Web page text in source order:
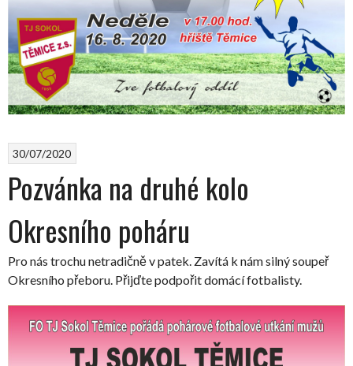
30/07/2020
Pozvánka na druhé kolo
Okresního poháru
Pro nás trochu netradičně v patek. Zavítá k nám silný soupeř
Okresního přeboru. Přijďte podpořit domácí fotbalisty.